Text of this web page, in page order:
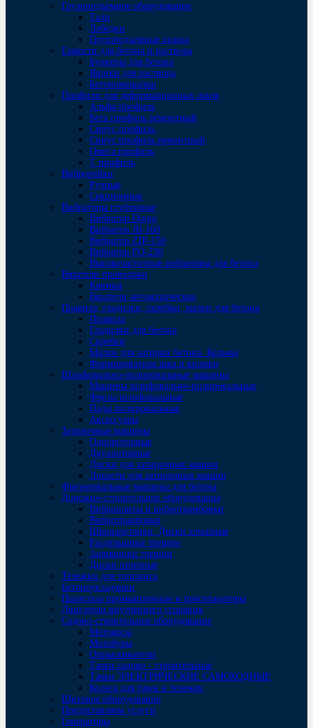
Грузоподъемное оборудование
Тали
Лебедки
Грузоподъемные краны
Емкости для бетона и раствора
Бункеры для бетона
Ящики для раствора
Бетономешалки
Профили для деформационных швов
Альфа профиль
Бета профиль ремонтный
Синус профиль
Синус профиль ремонтный
Омега профиль
Т профиль
Виброрейки
Ручные
Секционные
Вибраторы глубинные
Вибратор Dingo
Вибратор JB-160
Вибратор ZIP-150
Bибратор FO-230
Высокочастотные вибраторы для бетона
Вязатели проволоки
Крючки
Вязатели автоматические
Правила, гладилки, скребки, малки для бетона
Правила
Гладилки для бетона
Скребки
Малки для затирки бетона. Кельмы
Формирователи шва и кромки
Шлифовально-полировальные машины
Машины шлифовально-полировальные
Фрезы шлифовальные
Пады полировальные
Аксессуары
Затирочные машины
Однороторные
Двухроторные
Диски для затирочных машин
Лопасти для затирочных машин
Фрезеровальные машины для бетона
Дорожно-строительное оборудование
Виброплиты и вибротрамбовки
Вибротрамбовки
Швонарезчики. Диски алмазные
Раздельщики трещин
Заливщики трещин
Диски отрезные
Тележки для топпинга
Бетоноукладчики
Пылесосы промышленные и пресепараторы
Двигатели внутреннего сгорания
Садово-строительное оборудование
Мотокосы
Мотобуры
Опрыскиватели
Тачки садово - строительные
Тачки ЭЛЕКТРИЧЕСКИЕ САМОХОДНЫЕ
Колеса для тачек и тележек
Щитовое оборудование
Предоставляем услуги
Генераторы